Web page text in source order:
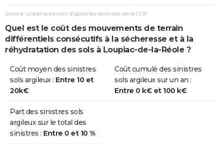
Source : Linternaute.com d'après les données de la CCR
Quel est le coût des mouvements de terrain
différentiels consécutifs à la sécheresse et à la
réhydratation des sols à Loupiac-de-la-Réole ?
Coût moyen des sinistres
sols argileux : Entre 10 et
20k€
Coût cumulé des sinistres
sols argileux sur un an :
Entre 0 k€ et 100 k€
Part des sinistres sols
argileux sur le total des
sinistres : Entre 0 et 10 %